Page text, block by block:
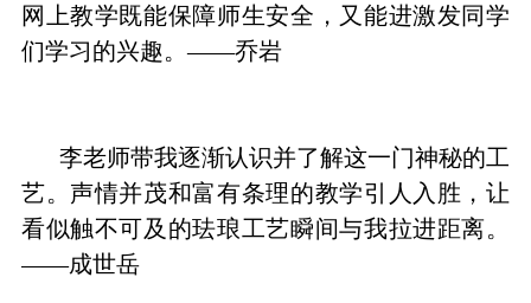
网上教学既能保障师生安全，又能进激发同学
们学习的兴趣。——乔岩
李老师带我逐渐认识并了解这一门神秘的工
艺。声情并茂和富有条理的教学引人入胜，让
看似触不可及的珐琅工艺瞬间与我拉进距离。
——成世岳